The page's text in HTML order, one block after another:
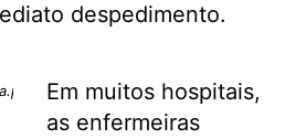
despedimento.
Em muitos hospitais,
as enfermeiras